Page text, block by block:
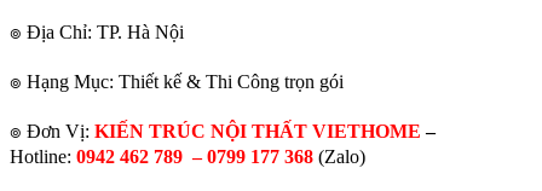
๏ Địa Chỉ: TP. Hà Nội
๏ Hạng Mục: Thiết kế & Thi Công trọn gói
๏ Đơn Vị: KIẾN TRÚC NỘI THẤT VIETHOME –
Hotline: 0942 462 789 –0799 177 368 (Zalo)